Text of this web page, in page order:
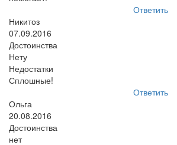
Ответить
Никитоз
07.09.2016
Достоинства
Нету
Недостатки
Сплошные!
Ответить
Ольга
20.08.2016
Достоинства
нет